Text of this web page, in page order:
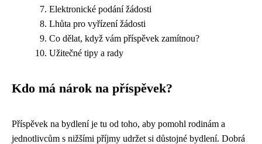
Elektronické podání žádosti
Lhůta pro vyřízení žádosti
Co dělat, když vám příspěvek zamítnou?
Užitečné tipy a rady
Kdo má nárok na příspěvek?
Příspěvek na bydlení je tu od toho, aby pomohl rodinám a
jednotlivcům s nižšími příjmy udržet si důstojné bydlení. Dobrá